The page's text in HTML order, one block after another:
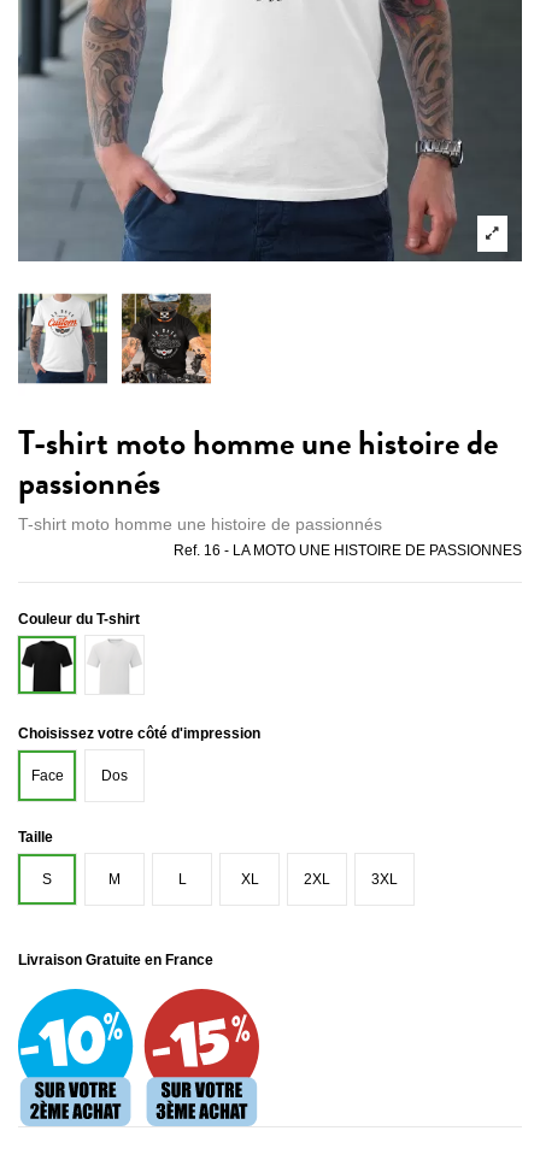
T-shirt moto homme une histoire de
passionnés
T-shirt moto homme une histoire de passionnés
Ref. 16 - LA MOTO UNE HISTOIRE DE PASSIONNES
Couleur du T-shirt
Noir
Blanc
Choisissez votre côté d'impression
Face Dos
Taille
S M L XL 2XL 3XL
Livraison Gratuite en France